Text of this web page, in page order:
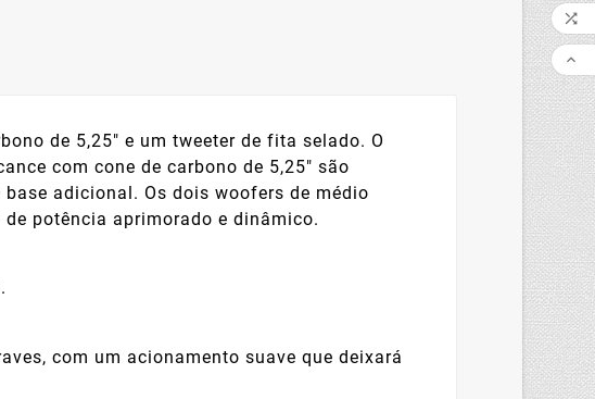
de 5,25" e um tweeter de fita selado. O
com cone de carbono de 5,25" são
adicional. Os dois woofers de médio
potência aprimorado e dinâmico.
com um acionamento suave que deixará

